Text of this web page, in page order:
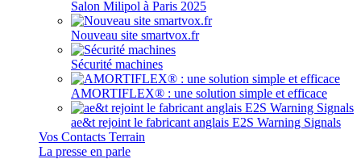
Salon Milipol à Paris 2025
Nouveau site smartvox.fr
Sécurité machines
AMORTIFLEX® : une solution simple et efficace
ae&t rejoint le fabricant anglais E2S Warning Signals
Vos Contacts Terrain
La presse en parle